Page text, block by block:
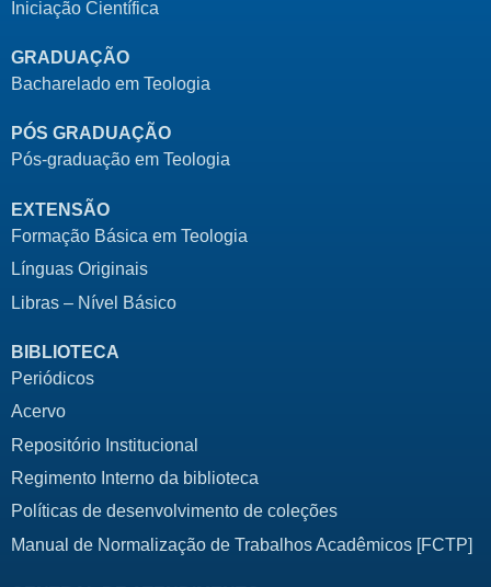
Iniciação Científica
GRADUAÇÃO
Bacharelado em Teologia
PÓS GRADUAÇÃO
Pós-graduação em Teologia
EXTENSÃO
Formação Básica em Teologia
Línguas Originais
Libras – Nível Básico
BIBLIOTECA
Periódicos
Acervo
Repositório Institucional
Regimento Interno da biblioteca
Políticas de desenvolvimento de coleções
Manual de Normalização de Trabalhos Acadêmicos [FCTP]